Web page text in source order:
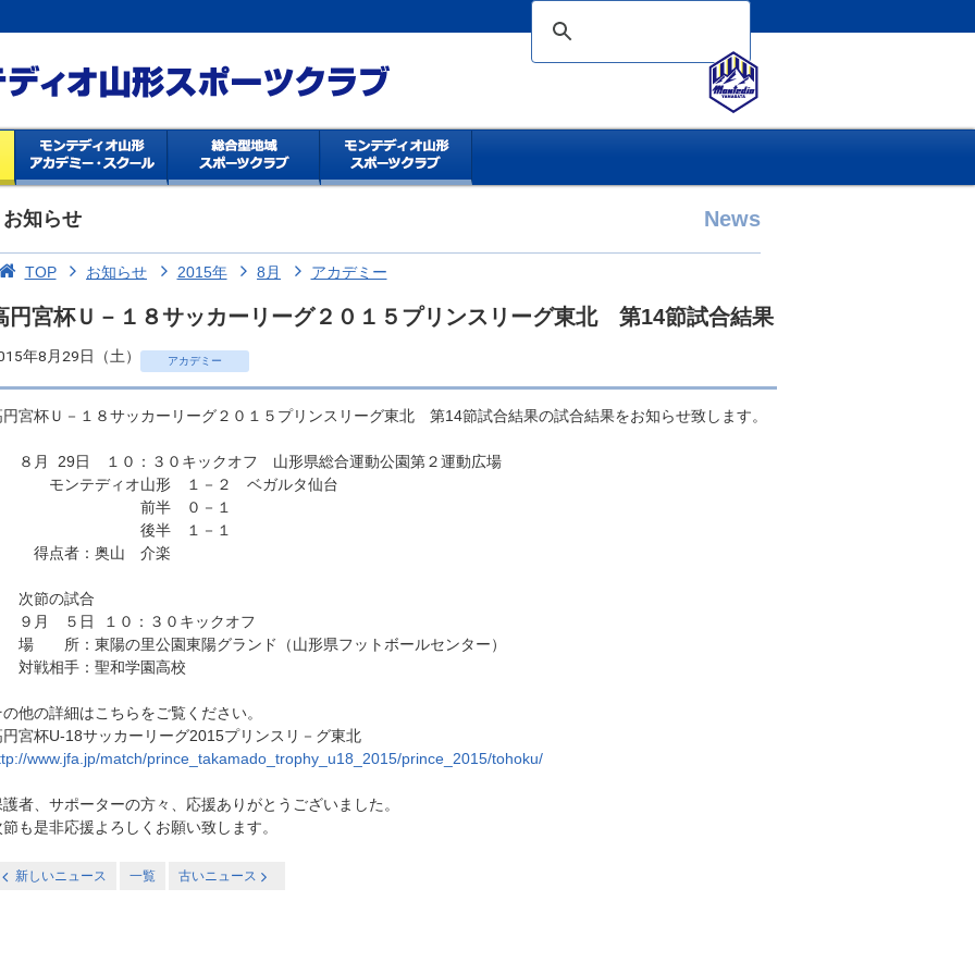
お知らせ News
TOP お知らせ 2015年 8月 アカデミー
円宮杯Ｕ－１８サッカーリーグ２０１５プリンスリーグ東北 第14節試合結果
年8月29日（土） アカデミー
円宮杯Ｕ－１８サッカーリーグ２０１５プリンスリーグ東北 第14節試合結果の試合結果をお知らせ致します。
月 29日 １０：３０キックオフ 山形県総合運動公園第２運動広場
ンテディオ山形 １－２ ベガルタ仙台
半 ０－１
半 １－１
点者：奥山 介楽
節の試合
月 ５日 １０：３０キックオフ
所：東陽の里公園東陽グランド（山形県フットボールセンター）
戦相手：聖和学園高校
の他の詳細はこちらをご覧ください。
円宮杯U-18サッカーリーグ2015プリンスリ－グ東北
www.jfa.jp/match/prince_takamado_trophy_u18_2015/prince_2015/tohoku/
護者、サポーターの方々、応援ありがとうございました。
節も是非応援よろしくお願い致します。
新しいニュース 一覧 古いニュース